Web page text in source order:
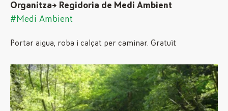
Organitza→ Regidoria de Medi Ambient
#Medi Ambient
Portar aigua, roba i calçat per caminar. Gratuït